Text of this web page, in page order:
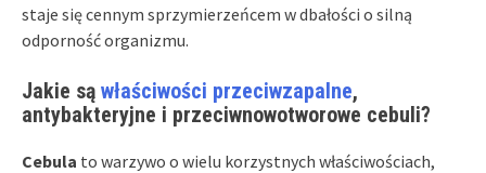
staje się cennym sprzymierzeńcem w dbałości o silną
odporność organizmu.
Jakie są właściwości przeciwzapalne,
antybakteryjne i przeciwnowotworowe cebuli?
Cebula to warzywo o wielu korzystnych właściwościach,